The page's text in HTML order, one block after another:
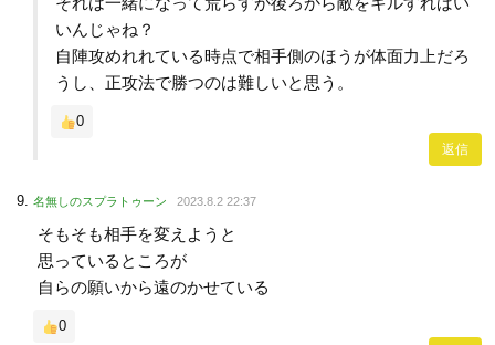
いんじゃね？
自陣攻めれれている時点で相手側のほうが体面力上だろ
うし、正攻法で勝つのは難しいと思う。
0
返信
名無しのスプラトゥーン 2023.8.2 22:37
そもそも相手を変えようと
思っているところが
自らの願いから遠のかせている
0